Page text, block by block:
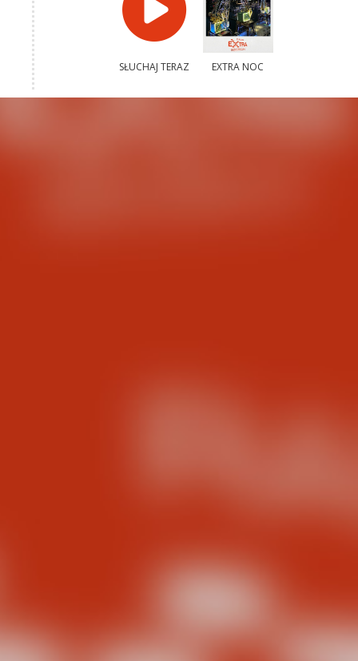
SŁUCHAJ TERAZ EXTRA NOC